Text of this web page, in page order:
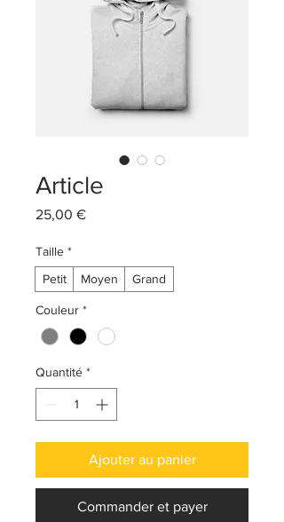
Article
25,00 €Prix
Taille *
Petit
Moyen Grand
Couleur *
Quantité *
Ajouter au panier
Commander et payer